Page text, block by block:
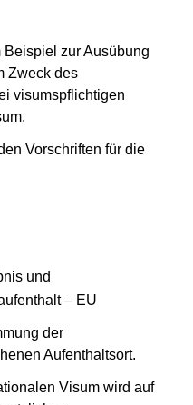
Beispiel zur Ausübung
Zweck des
visumspflichtigen
Vorschriften für die
und
– EU
der
Aufenthaltsort.
Visum wird auf